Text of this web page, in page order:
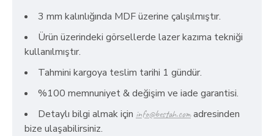
3 mm kalınlığında MDF üzerine çalışılmıştır.
Ürün üzerindeki görsellerde lazer kazıma tekniği
kullanılmıştır.
Tahmini kargoya teslim tarihi 1 gündür.
%100 memnuniyet & değişim ve iade garantisi.
Detaylı bilgi almak için info@bestah.comadresinden
bize ulaşabilirsiniz.